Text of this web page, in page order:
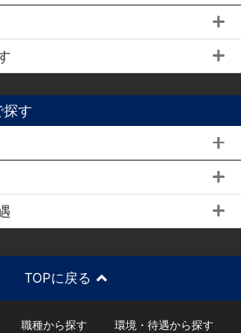
探す
TOPに戻る
職種から探す
環境・待遇から探す